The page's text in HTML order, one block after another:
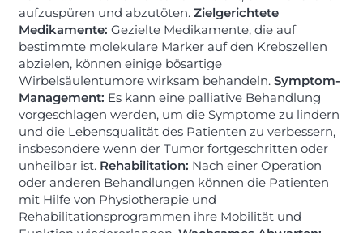
aufzuspüren und abzutöten. Zielgerichtete
Medikamente: Gezielte Medikamente, die auf
bestimmte molekulare Marker auf den Krebszellen
abzielen, können einige bösartige
Wirbelsäulentumore wirksam behandeln. Symptom-
Management: Es kann eine palliative Behandlung
vorgeschlagen werden, um die Symptome zu lindern
und die Lebensqualität des Patienten zu verbessern,
insbesondere wenn der Tumor fortgeschritten oder
unheilbar ist. Rehabilitation: Nach einer Operation
oder anderen Behandlungen können die Patienten
mit Hilfe von Physiotherapie und
Rehabilitationsprogrammen ihre Mobilität und